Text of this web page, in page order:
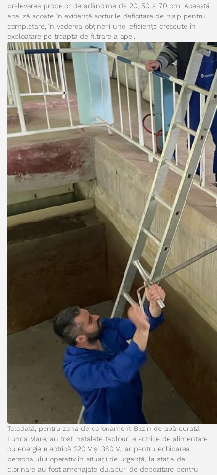
prelevarea probelor de adâncime de 20, 50 și 70 cm. Această
analiză scoate în evidență sorturile deficitare de nisip pentru
completare, în vederea obținerii unei eficiențe crescute în
exploatare pe treapta de filtrare a apei.
Totodată, pentru zona de coronament Bazin de apă curată
Lunca Mare, au fost instalate tablouri electrice de alimentare
cu energie electrică 220 V și 380 V, iar pentru echiparea
personalului operativ în situații de urgență, la stația de
clorinare au fost amenajate dulapuri de depozitare pentru